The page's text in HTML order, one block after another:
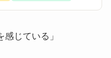
感じている」